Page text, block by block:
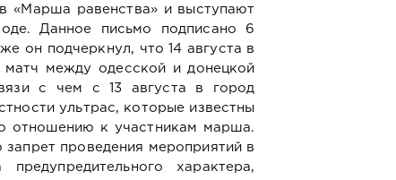
«Марша равенства» и выступают
Данное письмо подписано 6
он подчеркнул, что 14 августа в
матч между одесской и донецкой
с чем с 13 августа в город
ультрас, которые известны
отношению к участникам марша.
запрет проведения мероприятий в
характера,